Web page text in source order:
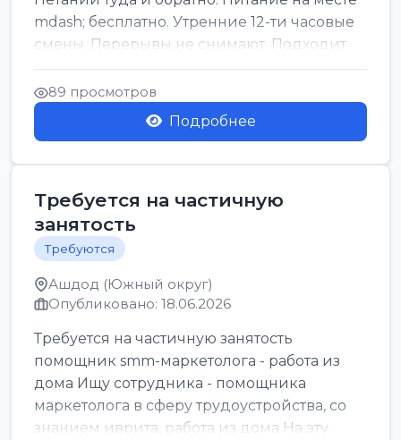
mdash; бесплатно. Утренние 12-ти часовые
смены. Перерывы не снимают. Подходит
для всех...
89 просмотров
Подробнее
Требуется на частичную
занятость
Требуются
Ашдод (Южный округ)
Опубликовано: 18.06.2026
Требуется на частичную занятость
помощник smm-маркетолога - работа из
дома Ищу сотрудника - помощника
маркетолога в сферу трудоустройства, со
знанием иврита, работа из дома На эту